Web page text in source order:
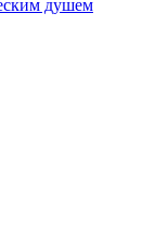
душем